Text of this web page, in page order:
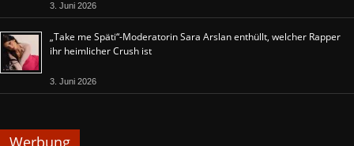
3. Juni 2026
„Take me Späti“-Moderatorin Sara Arslan enthüllt, welcher Rapper
ihr heimlicher Crush ist
3. Juni 2026